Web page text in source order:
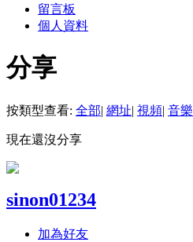
留言板
個人資料
分享
按類型查看: 全部| 網址| 視頻| 音樂
現在還沒分享
sinon01234
加為好友